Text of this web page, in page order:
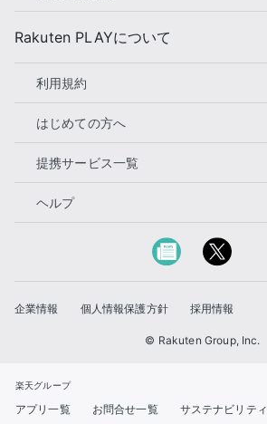
Rakuten PLAYについて
利用規約
はじめての方へ
提携サービス一覧
ヘルプ
企業情報 個人情報保護方針 採用情報
© Rakuten Group, Inc.
楽天グループ
アプリ一覧 お問合せ一覧 サステナビリティ